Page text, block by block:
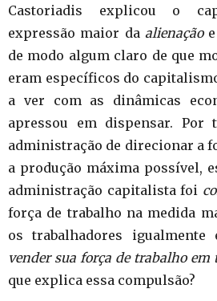
Castoriadis explicou o
expressão maior da alienação
de modo algum claro de que
eram específicos do
a ver com as dinâmicas
apressou em dispensar. Por
administração de direcionar a
a produção máxima possível,
administração capitalista foi
força de trabalho na medida
os trabalhadores igualmente
vender sua força de trabalho em
que explica essa compulsão?